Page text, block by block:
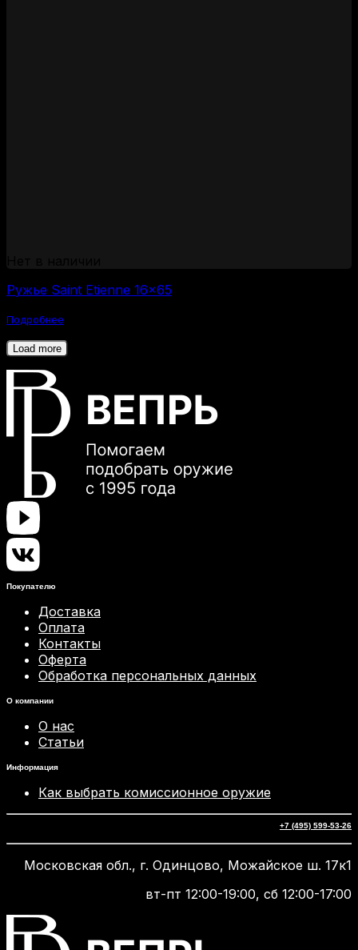
Ружье Saint Etienne 16×65
Подробнее
Load more
Покупателю
Доставка
Оплата
Контакты
Оферта
Обработка персональных данных
О компании
О нас
Статьи
Информация
Как выбрать комиссионное оружие
+7 (495) 599-53-26
Московская обл., г. Одинцово, Можайское ш. 17к1
вт-пт 12:00-19:00, сб 12:00-17:00